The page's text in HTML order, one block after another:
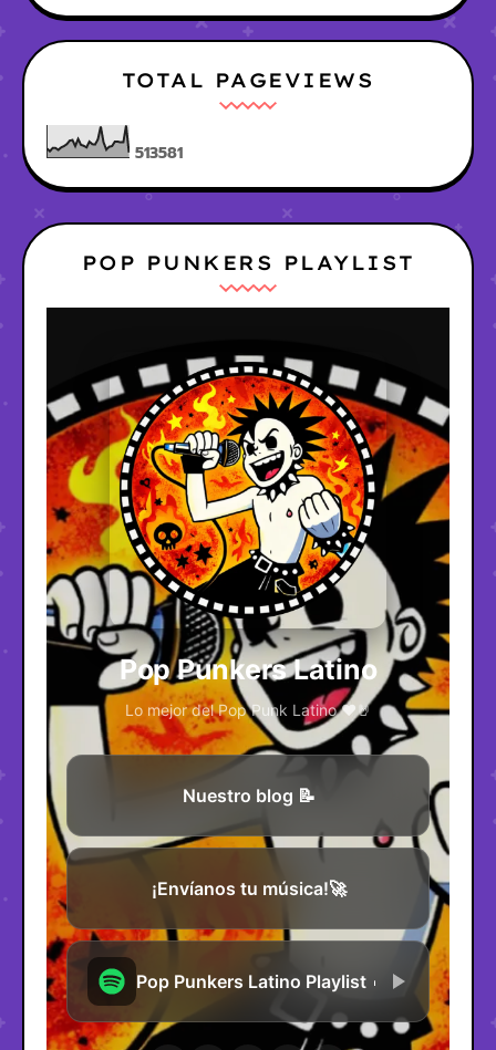
TOTAL PAGEVIEWS
513581
POP PUNKERS PLAYLIST